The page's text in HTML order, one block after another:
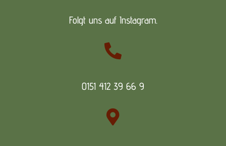
Folgt uns auf Instagram.

0151 412 39 66 9
